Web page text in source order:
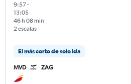
9:57-
13:05
2 escalas
46 h 08 min
El más corto de solo ida
MVD ZAG